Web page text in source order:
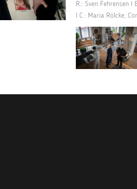
R.: Sven Fehrensen
I C.: Maria Rölcke,